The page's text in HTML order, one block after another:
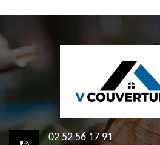
02 52 56 17 91